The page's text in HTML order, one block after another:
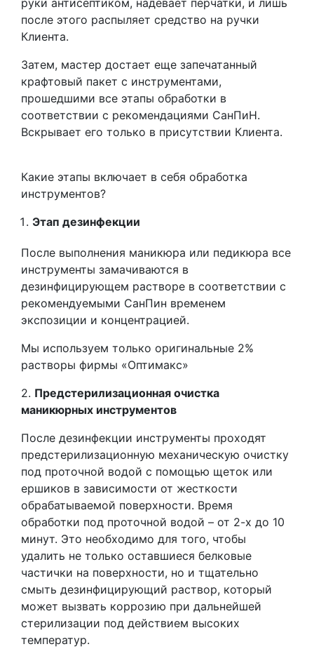
после этого распыляет средство на ручки
Клиента.
Затем, мастер достает еще запечатанный
крафтовый пакет с инструментами,
прошедшими все этапы обработки в
соответствии с рекомендациями СанПиН.
Вскрывает его только в присутствии Клиента.
Какие этапы включает в себя обработка
инструментов?
Этап дезинфекции
После выполнения маникюра или педикюра все
инструменты замачиваются в
дезинфицирующем растворе в соответствии с
рекомендуемыми СанПин временем
экспозиции и концентрацией.
Мы используем только оригинальные 2%
растворы фирмы «Оптимакс»
2. Предстерилизационная очистка
маникюрных инструментов
После дезинфекции инструменты проходят
предстерилизационную механическую очистку
под проточной водой с помощью щеток или
ершиков в зависимости от жесткости
обрабатываемой поверхности. Время
обработки под проточной водой – от 2-х до 10
минут. Это необходимо для того, чтобы
удалить не только оставшиеся белковые
частички на поверхности, но и тщательно
смыть дезинфицирующий раствор, который
может вызвать коррозию при дальнейшей
стерилизации под действием высоких
температур.